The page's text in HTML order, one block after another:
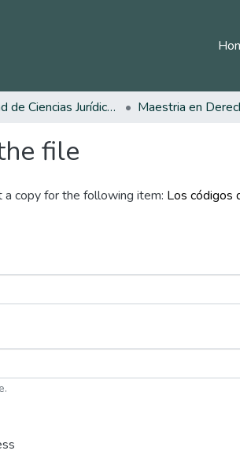
Facultad de Ciencias Jurídicas Maestria en
file
copy for the following item: Los códigos